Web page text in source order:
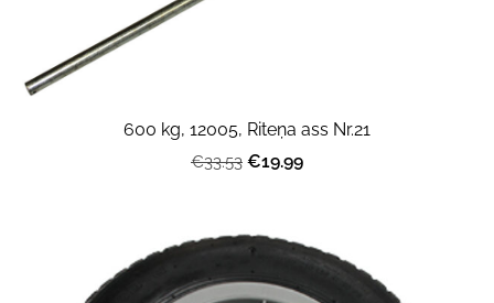
600 kg, 12005, Riteņa ass Nr.21
€33.53 €19.99